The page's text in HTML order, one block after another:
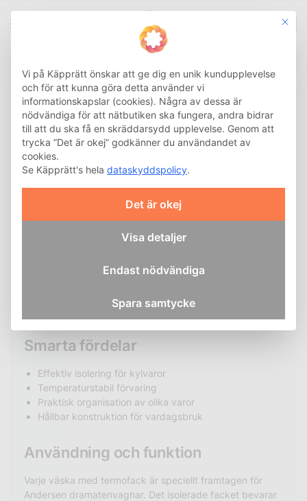
0
Väskor med termofack till
shoppingvagn
Upptäck vårt sortiment av
isolerade facken i dessa
Andersen-väskor håller
temperatur hela vägen
känsliga varor mot temperaturväxlingar under transport.
Smarta fördelar
Effektiv isolering för kylvaror
Temperaturstabil förvaring
Praktisk organisation av olika varor
Hållbar konstruktion för vardagsbruk
Användning och funktion
Varje väska med termofack är speciellt framtagen för
Andersen dramatenvagnar. Det isolerade facket bevarar
This
Vi på Käpprätt önskar att ge dig en unik kundupplevelse
och för att kunna göra detta använder vi
informationskapslar (cookies). Några av dessa är
nödvändiga för att nätbutiken ska fungera, andra bidrar
till att du ska få en skräddarsydd upplevelse. Genom att
trycka ”Det är okej” godkänner du användandet av
cookies.
Se Käpprätt's hela dataskyddspolicy.
Det är okej
Visa detaljer
Endast nödvändiga
Spara samtycke